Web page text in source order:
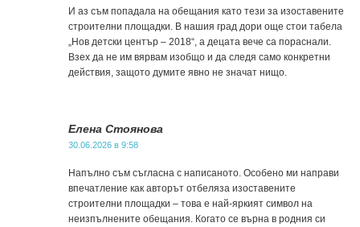
И аз съм попадала на обещания като тези за изоставените
строителни площадки. В нашия град дори още стои табела
„Нов детски център – 2018“, а децата вече са пораснали.
Взех да не им вярвам изобщо и да следя само конкретни
действия, защото думите явно не значат нищо.
Елена Стоянова
30.06.2026 в 9:58
Напълно съм съгласна с написаното. Особено ми направи
впечатление как авторът отбеляза изоставените
строителни площадки – това е най-яркият символ на
неизпълнените обещания. Когато се върна в родния си